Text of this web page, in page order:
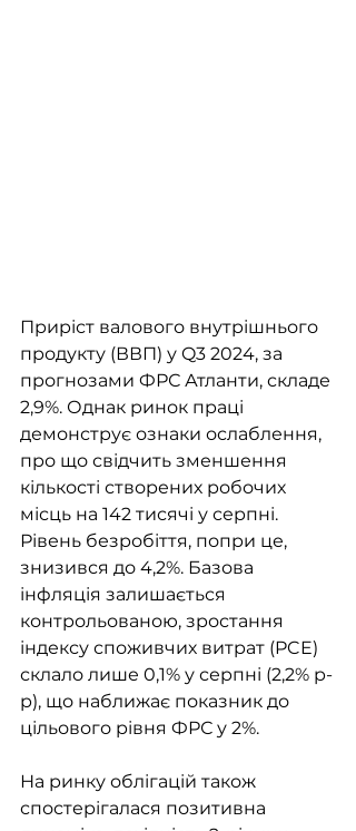
Приріст валового внутрішнього
продукту (ВВП) у Q3 2024, за
прогнозами ФРС Атланти, складе
2,9%. Однак ринок праці
демонструє ознаки ослаблення,
про що свідчить зменшення
кількості створених робочих
місць на 142 тисячі у серпні.
Рівень безробіття, попри це,
знизився до 4,2%. Базова
інфляція залишається
контрольованою, зростання
індексу споживчих витрат (PCE)
склало лише 0,1% у серпні (2,2% р-
р), що наближає показник до
цільового рівня ФРС у 2%.
На ринку облігацій також
спостерігалася позитивна